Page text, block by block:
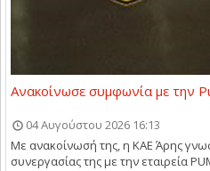
Ανακοίνωσε συμφωνία με την
04 Αυγούστου 2026 16:13
Με ανακοίνωσή της, η ΚΑΕ Άρης
συνεργασίας της με την εταιρεία